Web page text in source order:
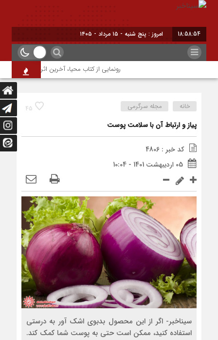
18:58:55 امروز : پنج شنبه - ۱۵ مرداد - ۱۴۰۵
رونمایی از کتاب محیا، آخرین اثر نویسنده جوان
45 خانه مجله سرگرمی
پیاز و ارتباط آن با سلامت پوست
کد خبر : 4806
05 اردیبهشت 1401 - 10:04
سیناخبر- اگر از این محصول بدبوی اشک آور به درستی
استفاده کنید، ممکن است حتی به پوست شما کمک کند.